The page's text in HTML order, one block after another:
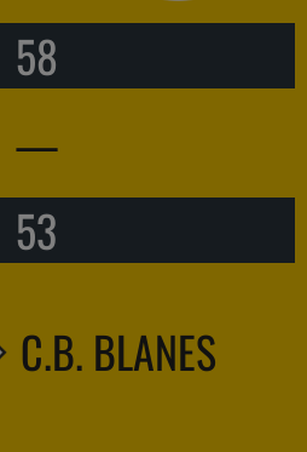
58
—
53
C.B. BLANES